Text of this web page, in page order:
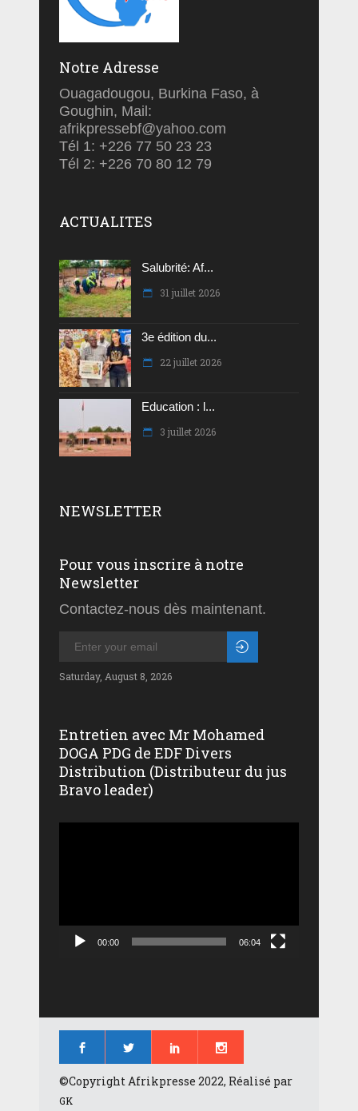
Notre Adresse
Ouagadougou, Burkina Faso, à
Goughin, Mail:
afrikpressebf@yahoo.com
Tél 1: +226 77 50 23 23
Tél 2: +226 70 80 12 79
ACTUALITES
Salubrité: Af...
31 juillet 2026
3e édition du...
22 juillet 2026
Education : l...
3 juillet 2026
NEWSLETTER
Pour vous inscrire à notre
Newsletter
Contactez-nous dès maintenant.
Saturday, August 8, 2026
Entretien avec Mr Mohamed
DOGA PDG de EDF Divers
Distribution (Distributeur du jus
Bravo leader)
00:00 06:04
©Copyright Afrikpresse 2022, Réalisé par
GK